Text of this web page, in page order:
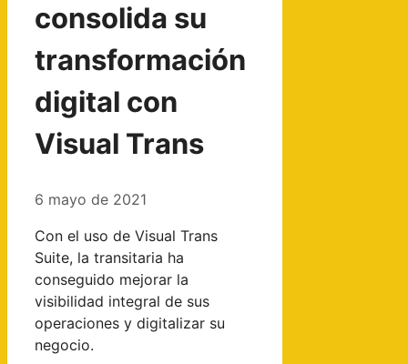
consolida su
transformación
digital con
Visual Trans
6 mayo de 2021
Con el uso de Visual Trans
Suite, la transitaria ha
conseguido mejorar la
visibilidad integral de sus
operaciones y digitalizar su
negocio.